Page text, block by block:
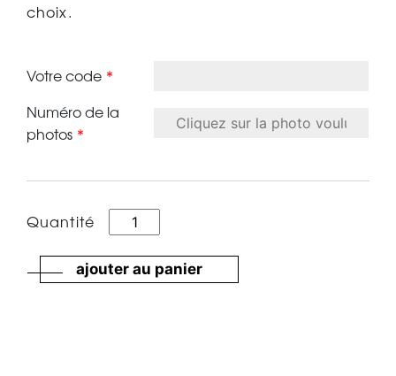
choix.
Votre code *
Numéro de la
photos *
Quantité
quantité
de
Calendrier
mangétique
ajouter au panier